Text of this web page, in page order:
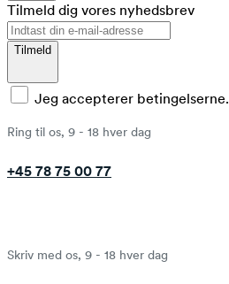
Tilmeld dig vores nyhedsbrev
Tilmeld
Jeg accepterer betingelserne.
Ring til os, 9 - 18 hver dag
+45 78 75 00 77
Skriv med os, 9 - 18 hver dag